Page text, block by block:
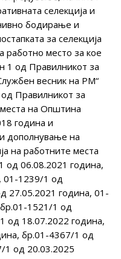
селекција и
бодирање и
за селекција
работно место за кое
1 од Правилникот за
весник на РМ“
Правилникот за
на Општина
година и
дополнување на
на работните места
06.08.2021 година,
01-1239/1 од
27.05.2021 година, 01-
1521/1 од
од 18.07.2022 година,
бр.01-4367/1 од
1 од 20.03.2025